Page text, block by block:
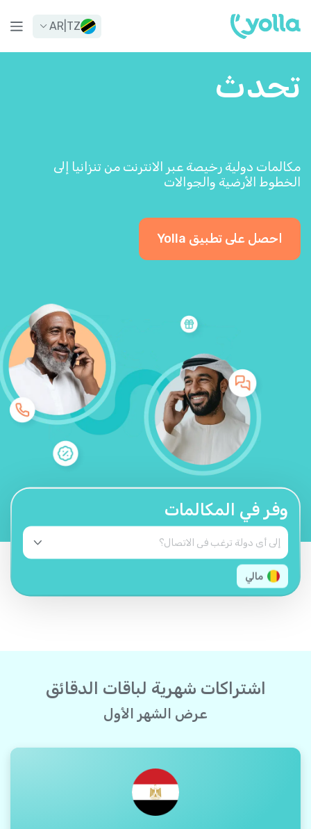
TZ
AR
تحدث
مكالمات دولية رخيصة عبر الانترنت من تنزانيا إلى
الخطوط الأرضية والجوالات
احصل على تطبيق Yolla
وفر في المكالمات
مالي
اشتراكات شهرية لباقات الدقائق
عرض الشهر الأول